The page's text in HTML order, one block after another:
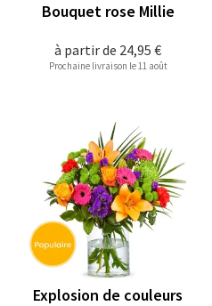
à partir de 24,95 €
Bouquet rose Millie
Prochaine livraison le 11 août
Explosion de couleurs